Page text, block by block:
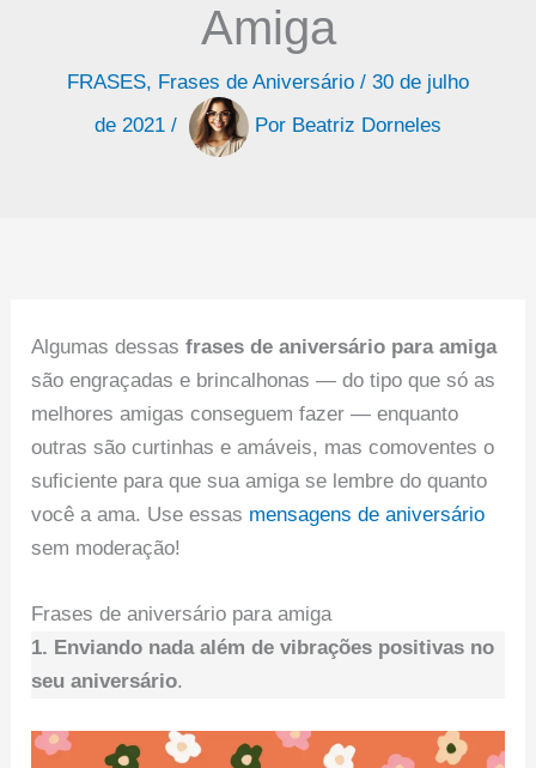
Amiga
FRASES, Frases de Aniversário / 30 de julho
de 2021 / Por Beatriz Dorneles
Algumas dessasfrases de aniversário para amiga
são engraçadas e brincalhonas — do tipo que só as
melhores amigas conseguem fazer — enquanto
outras são curtinhas e amáveis, mas comoventes o
suficiente para que sua amiga se lembre do quanto
você a ama. Use essas mensagens de aniversário
sem moderação!
Frases de aniversário para amiga
1. Enviando nada além de vibrações positivas no
seu aniversário.